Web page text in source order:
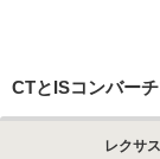
CTとISコンバー
レクサス